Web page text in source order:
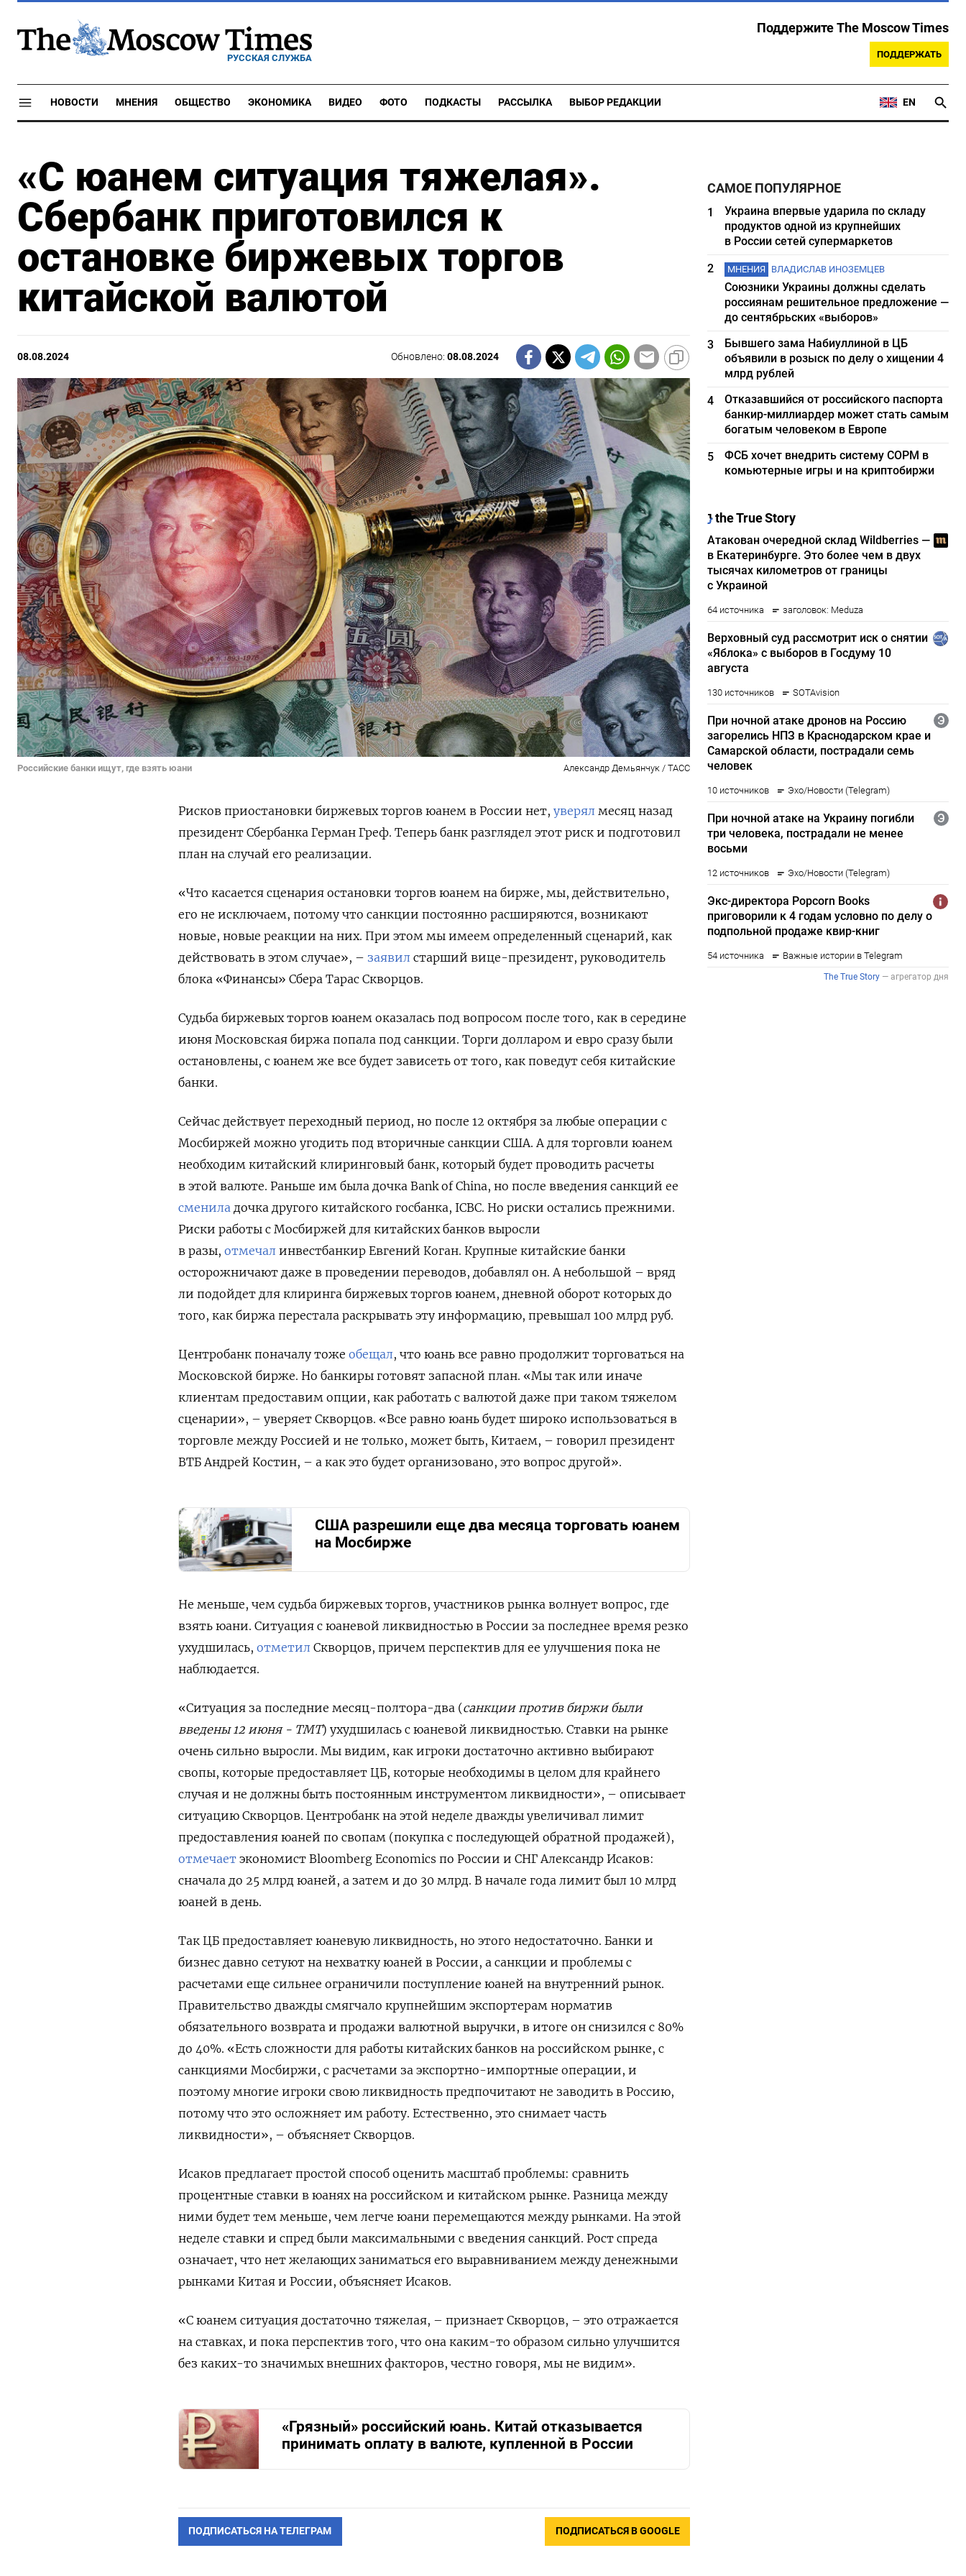
РУССКАЯ СЛУЖБА
Поддержите The Moscow Times
ПОДДЕРЖАТЬ
НОВОСТИ МНЕНИЯ ОБЩЕСТВО ЭКОНОМИКА ВИДЕО ФОТО ПОДКАСТЫ РАССЫЛКА ВЫБОР РЕДАКЦИИ EN
«С юанем ситуация тяжелая».
Сбербанк приготовился к
остановке биржевых торгов
китайской валютой
08.08.2024 Обновлено:08.08.2024
Российские банки ищут, где взять юани Александр Демьянчук / ТАСС
Рисков приостановки биржевых торгов юанем в России нет, уверял месяц назад
президент Сбербанка Герман Греф. Теперь банк разглядел этот риск и подготовил
план на случай его реализации.
«Что касается сценария остановки торгов юанем на бирже, мы, действительно,
его не исключаем, потому что санкции постоянно расширяются, возникают
новые, новые реакции на них. При этом мы имеем определенный сценарий, как
действовать в этом случае», – заявил старший вице-президент, руководитель
блока «Финансы» Сбера Тарас Скворцов.
Судьба биржевых торгов юанем оказалась под вопросом после того, как в середине
июня Московская биржа попала под санкции. Торги долларом и евро сразу были
остановлены, с юанем же все будет зависеть от того, как поведут себя китайские
банки.
Сейчас действует переходный период, но после 12 октября за любые операции с
Мосбиржей можно угодить под вторичные санкции США. А для торговли юанем
необходим китайский клиринговый банк, который будет проводить расчеты
в этой валюте. Раньше им была дочка Bank of China, но после введения санкций ее
сменила дочка другого китайского госбанка, ICBC. Но риски остались прежними.
Риски работы с Мосбиржей для китайских банков выросли
в разы, отмечал инвестбанкир Евгений Коган. Крупные китайские банки
осторожничают даже в проведении переводов, добавлял он. А небольшой – вряд
ли подойдет для клиринга биржевых торгов юанем, дневной оборот которых до
того, как биржа перестала раскрывать эту информацию, превышал 100 млрд руб.
Центробанк поначалу тоже обещал, что юань все равно продолжит торговаться на
Московской бирже. Но банкиры готовят запасной план. «Мы так или иначе
клиентам предоставим опции, как работать с валютой даже при таком тяжелом
сценарии», – уверяет Скворцов. «Все равно юань будет широко использоваться в
торговле между Россией и не только, может быть, Китаем, – говорил президент
ВТБ Андрей Костин, – а как это будет организовано, это вопрос другой».
США разрешили еще два месяца торговать юанем
на Мосбирже
Не меньше, чем судьба биржевых торгов, участников рынка волнует вопрос, где
взять юани. Ситуация с юаневой ликвидностью в России за последнее время резко
ухудшилась, отметил Скворцов, причем перспектив для ее улучшения пока не
наблюдается.
«Ситуация за последние месяц-полтора-два (санкции против биржи были
введены 12 июня - ТМТ) ухудшилась с юаневой ликвидностью. Ставки на рынке
очень сильно выросли. Мы видим, как игроки достаточно активно выбирают
свопы, которые предоставляет ЦБ, которые необходимы в целом для крайнего
случая и не должны быть постоянным инструментом ликвидности», – описывает
ситуацию Скворцов. Центробанк на этой неделе дважды увеличивал лимит
предоставления юаней по свопам (покупка с последующей обратной продажей),
отмечает экономист Bloomberg Economics по России и СНГ Александр Исаков:
сначала до 25 млрд юаней, а затем и до 30 млрд. В начале года лимит был 10 млрд
юаней в день.
Так ЦБ предоставляет юаневую ликвидность, но этого недостаточно. Банки и
бизнес давно сетуют на нехватку юаней в России, а санкции и проблемы с
расчетами еще сильнее ограничили поступление юаней на внутренний рынок.
Правительство дважды смягчало крупнейшим экспортерам норматив
обязательного возврата и продажи валютной выручки, в итоге он снизился с 80%
до 40%. «Есть сложности для работы китайских банков на российском рынке, с
санкциями Мосбиржи, с расчетами за экспортно-импортные операции, и
поэтому многие игроки свою ликвидность предпочитают не заводить в Россию,
потому что это осложняет им работу. Естественно, это снимает часть
ликвидности», – объясняет Скворцов.
Исаков предлагает простой способ оценить масштаб проблемы: сравнить
процентные ставки в юанях на российском и китайском рынке. Разница между
ними будет тем меньше, чем легче юани перемещаются между рынками. На этой
неделе ставки и спред были максимальными с введения санкций. Рост спреда
означает, что нет желающих заниматься его выравниванием между денежными
рынками Китая и России, объясняет Исаков.
«С юанем ситуация достаточно тяжелая, – признает Скворцов, – это отражается
на ставках, и пока перспектив того, что она каким-то образом сильно улучшится
без каких-то значимых внешних факторов, честно говоря, мы не видим».
«Грязный» российский юань. Китай отказывается
принимать оплату в валюте, купленной в России
ПОДПИСАТЬСЯ НА ТЕЛЕГРАМ ПОДПИСАТЬСЯ В GOOGLE
САМОЕ ПОПУЛЯРНОЕ
1
Украина впервые ударила по складу
продуктов одной из крупнейших
в России сетей супермаркетов
2
МНЕНИЯ ВЛАДИСЛАВ ИНОЗЕМЦЕВ
Союзники Украины должны сделать
россиянам решительное предложение —
до сентябрьских «выборов»
3
Бывшего зама Набиуллиной в ЦБ
объявили в розыск по делу о хищении 4
млрд рублей
4
Отказавшийся от российского паспорта
банкир-миллиардер может стать самым
богатым человеком в Европе
5
ФСБ хочет внедрить систему СОРМ в
комьютерные игры и на криптобиржи